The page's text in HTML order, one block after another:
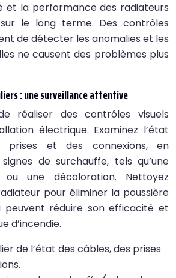
et la performance des radiateurs
le long terme. Des contrôles
de détecter les anomalies et les
ne causent des problèmes plus
: une surveillance attentive
réaliser des contrôles visuels
électrique. Examinez l’état
prises et des connexions, en
de surchauffe, tels qu’une
une décoloration. Nettoyez
pour éliminer la poussière
peuvent réduire son efficacité et
d’incendie.
de l’état des câbles, des prises